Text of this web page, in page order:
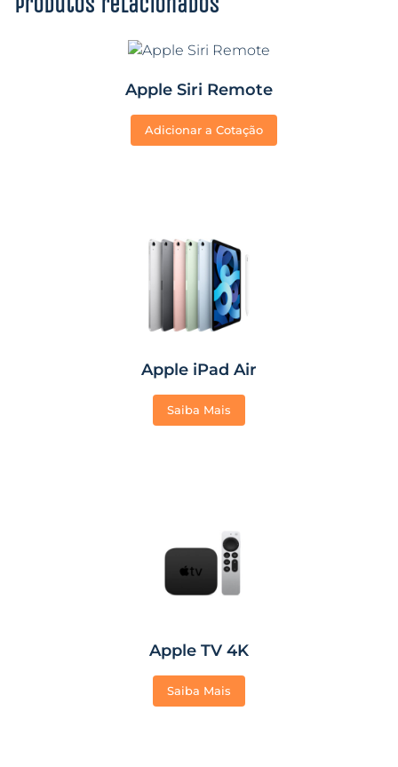
Produtos relacionados
Apple Siri Remote
Adicionar a Cotação
Apple iPad Air
Saiba Mais
Apple TV 4K
Saiba Mais